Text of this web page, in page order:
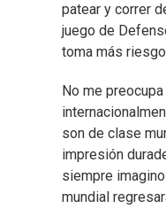
patear y correr
juego de
toma más
No me
son de clase
impresión
siempre
mundial